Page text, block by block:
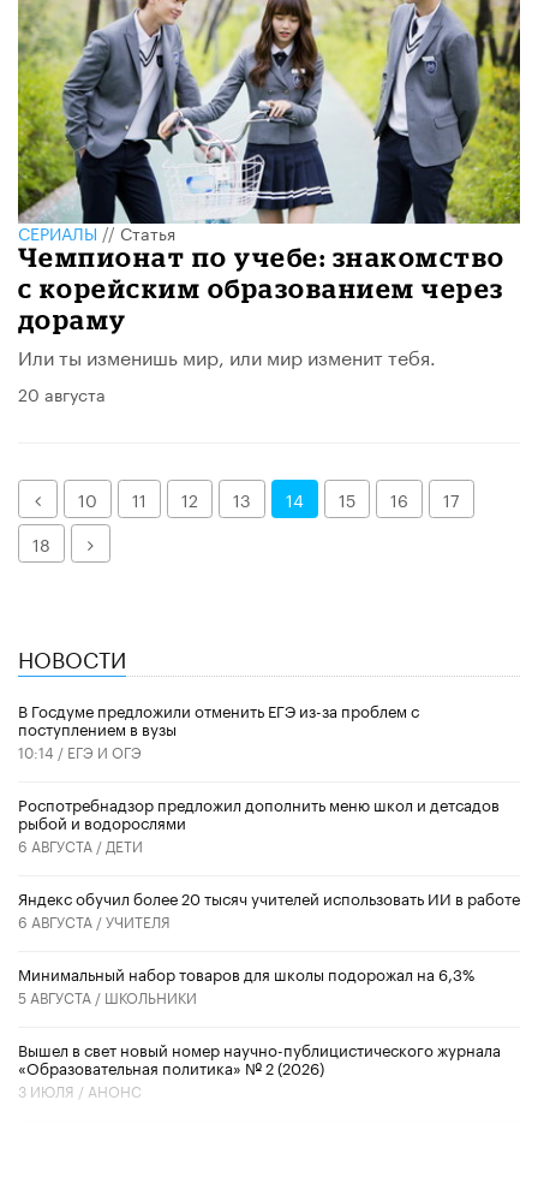
СЕРИАЛЫ//Статья
Чемпионат по учебе: знакомство
с корейским образованием через
дораму
Или ты изменишь мир, или мир изменит тебя.
20 августа
Назад10 11 12 13 14 15 16
17
18
Далее
НОВОСТИ
В Госдуме предложили отменить ЕГЭ из-за проблем с
поступлением в вузы
10:14 / ЕГЭ И ОГЭ
Роспотребнадзор предложил дополнить меню школ и детсадов
рыбой и водорослями
6 АВГУСТА / ДЕТИ
​Яндекс обучил более 20 тысяч учителей использовать ИИ в работе
6 АВГУСТА /УЧИТЕЛЯ
Минимальный набор товаров для школы подорожал на 6,3%
5 АВГУСТА / ШКОЛЬНИКИ
Вышел в свет новый номер научно-публицистического журнала
«Образовательная политика» № 2 (2026)
3 ИЮЛЯ / АНОНС